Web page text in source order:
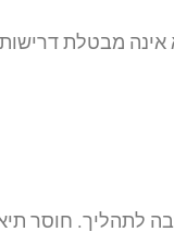
אינה מבטלת
לתהליך. חוסר